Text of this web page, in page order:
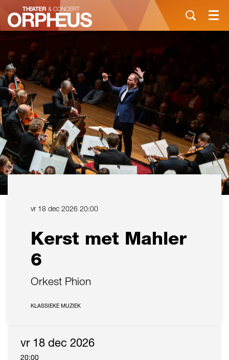
Menu
Kerst met Mahler
6
Orkest Phion
vr 18 dec 2026 20:00
KLASSIEKE MUZIEK
vr 18 dec 2026
20:00